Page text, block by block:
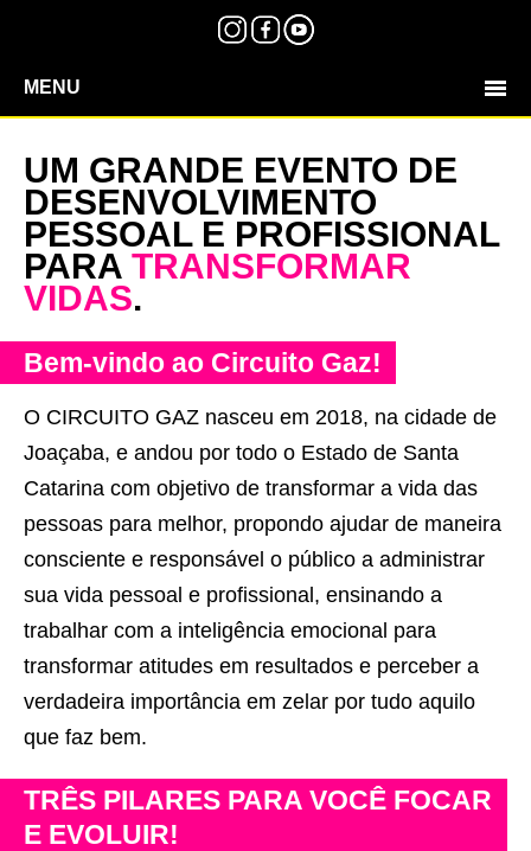
MENU
UM GRANDE EVENTO DE
DESENVOLVIMENTO
PESSOAL E PROFISSIONAL
PARA TRANSFORMAR
VIDAS.
Bem-vindo ao Circuito Gaz!
O CIRCUITO GAZ nasceu em 2018, na cidade de
Joaçaba, e andou por todo o Estado de Santa
Catarina com objetivo de transformar a vida das
pessoas para melhor, propondo ajudar de maneira
consciente e responsável o público a administrar
sua vida pessoal e profissional, ensinando a
trabalhar com a inteligência emocional para
transformar atitudes em resultados e perceber a
verdadeira importância em zelar por tudo aquilo
que faz bem.
TRÊS PILARES PARA VOCÊ FOCAR
E EVOLUIR!